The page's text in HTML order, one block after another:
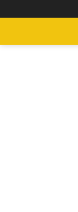
ke
Banner yang